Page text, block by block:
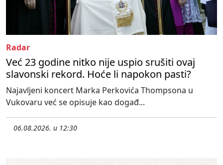
Radar
Već 23 godine nitko nije uspio srušiti ovaj
slavonski rekord. Hoće li napokon pasti?
Najavljeni koncert Marka Perkovića Thompsona u
Vukovaru već se opisuje kao događ...
06.08.2026. u 12:30